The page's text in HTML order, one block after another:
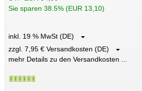
Sie sparen 38.5% (EUR 13,10)
inkl. 19 % MwSt (DE)
zzgl. 7,95 € Versandkosten (DE)
mehr Details zu den Versandkosten ...